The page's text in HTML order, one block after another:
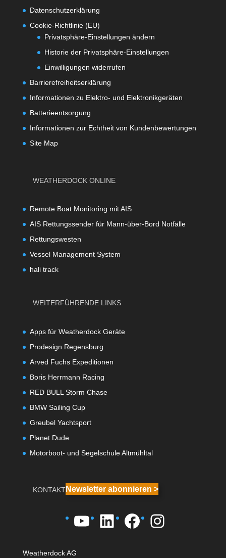
Datenschutzerklärung
Cookie-Richtlinie (EU)
Privatsphäre-Einstellungen ändern
Historie der Privatsphäre-Einstellungen
Einwilligungen widerrufen
Barrierefreiheitserklärung
Informationen zu Elektro- und Elektronikgeräten
Batterieentsorgung
Informationen zur Echtheit von Kundenbewertungen
Site Map
WEATHERDOCK ONLINE
Remote Boat Monitoring mit AIS
AIS Rettungssender für Mann-über-Bord Notfälle
Rettungswesten
Vessel Management System
hali track
WEITERFÜHRENDE LINKS
Apps für Weatherdock Geräte
Prodesign Regensburg
Arved Fuchs Expeditionen
Boris Herrmann Racing
RED BULL Storm Chase
BMW Sailing Cup
Greubel Yachtsport
Planet Dude
Motorboot- und Segelschule Altmühltal
KONTAKTNewsletter abonnieren >
YouTube
LinkedIn
Facebook
Weatherdock AG